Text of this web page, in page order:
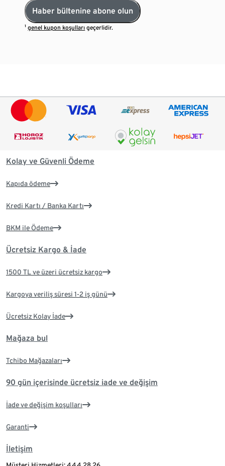
Haber bültenine abone olun
¹genel kupon koşulları geçerlidir.
Kolay ve Güvenli Ödeme
Kapıda ödeme
Kredi Kartı / Banka Kartı
BKM ile Ödeme
Ücretsiz Kargo & İade
1500 TL ve üzeri ücretsiz kargo
Kargoya veriliş süresi 1-2 iş günü
Ücretsiz Kolay İade
Mağaza bul
Tchibo Mağazaları
90 gün içerisinde ücretsiz iade ve değişim
İade ve değişim koşulları
Garanti
İletişim